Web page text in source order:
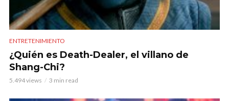
ENTRETENIMIENTO
¿Quién es Death-Dealer, el villano de
Shang-Chi?
5.494 views 3 min read